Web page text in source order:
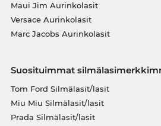
Maui Jim Aurinkolasit
Versace Aurinkolasit
Marc Jacobs Aurinkolasit
Suosituimmat
Tom Ford Silmälasit/lasit
Miu Miu Silmälasit/lasit
Prada Silmälasit/lasit